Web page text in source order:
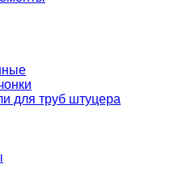
для труб штуцера